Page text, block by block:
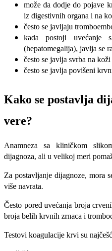
može da dodje do pojave
iz digestivnih organa i na
često se javljaju
kada postoji uvećanje
(hepatomegalija), javlja se
često se javlja svrba na
često se javlja povišeni
Kako se postavlja
vere?
Anamneza sa kliničkom
dijagnoza, ali u velikoj meri
Za postavljanje dijagnoze, mora
više navrata.
Često pored uvećanja broja
broja belih krvnih zrnaca i
Testovi koagulacije krvi su